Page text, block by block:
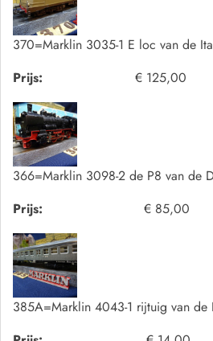
370=Marklin 3035-1 E loc van de
Prijs:
€ 125,00
366=Marklin 3098-2 de P8 van de
Prijs:
€ 85,00
385A=Marklin 4043-1 rijtuig van de